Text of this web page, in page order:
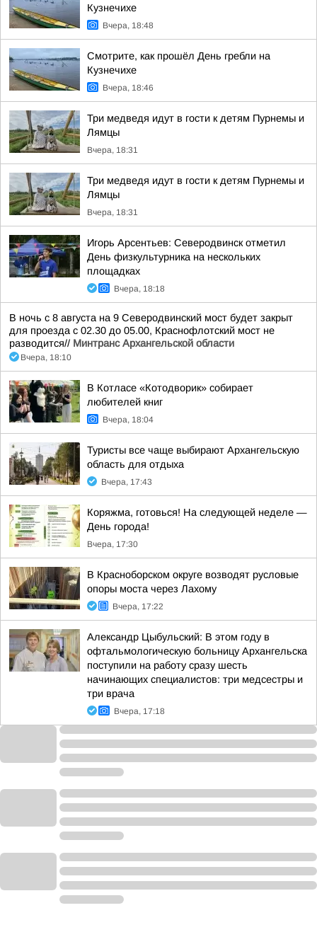
Кузнечихе
Вчера, 18:48
Смотрите, как прошёл День гребли на
Кузнечихе
Вчера, 18:46
Три медведя идут в гости к детям Пурнемы и
Лямцы
Вчера, 18:31
Три медведя идут в гости к детям Пурнемы и
Лямцы
Вчера, 18:31
Игорь Арсентьев: Северодвинск отметил
День физкультурника на нескольких
площадках
Вчера, 18:18
В ночь с 8 августа на 9 Северодвинский мост будет закрыт
для проезда с 02.30 до 05.00, Краснофлотский мост не
разводится// Минтранс Архангельской области
Вчера, 18:10
В Котласе «Котодворик» собирает
любителей книг
Вчера, 18:04
Туристы все чаще выбирают Архангельскую
область для отдыха
Вчера, 17:43
Коряжма, готовься! На следующей неделе —
День города!
Вчера, 17:30
В Красноборском округе возводят русловые
опоры моста через Лахому
Вчера, 17:22
Александр Цыбульский: В этом году в
офтальмологическую больницу Архангельска
поступили на работу сразу шесть
начинающих специалистов: три медсестры и
три врача
Вчера, 17:18